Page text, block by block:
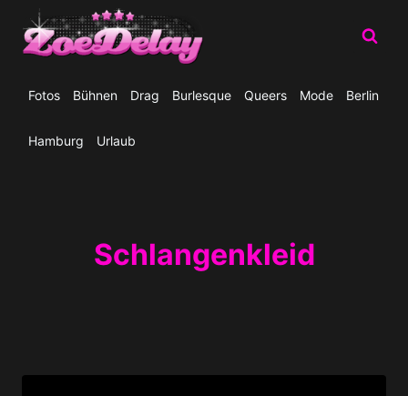
Inhalt
springen
Fotos Bühnen Drag Burlesque Queers Mode Berlin
Hamburg Urlaub
Schlangenkleid